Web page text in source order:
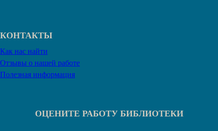
КОНТАКТЫ
Как нас найти
Отзывы о нашей работе
Полезная информация
ОЦЕНИТЕ РАБОТУ БИБЛИОТЕКИ